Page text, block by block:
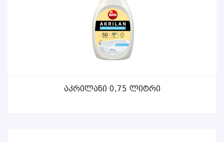
ᲕᲠᲪᲚᲐᲓ
Აკრილანი 0,75 Ლიტრი